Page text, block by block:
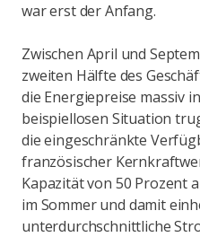
war erst der Anfang.
Zwischen April und
zweiten Hälfte des
die Energiepreise massiv
beispiellosen Situation
die eingeschränkte
französischer
Kapazität von 50 Prozent
im Sommer und damit
unterdurchschnittliche